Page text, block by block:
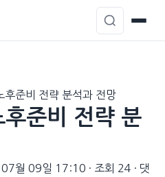
준비 전략 분석과 전망
준비 전략 분
월 09일 17:10 · 조회 24 · 댓